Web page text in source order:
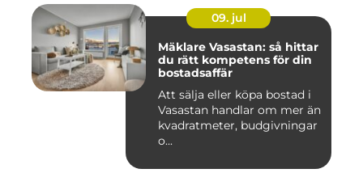
09. jul
Mäklare Vasastan: så hittar
du rätt kompetens för din
bostadsaffär
Att sälja eller köpa bostad i
Vasastan handlar om mer än
kvadratmeter, budgivningar
o...